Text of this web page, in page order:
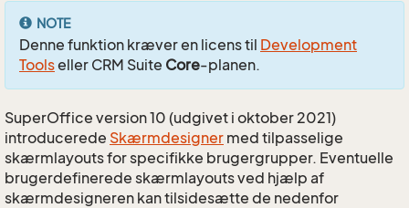
NOTE
Denne funktion kræver en licens til Development
Toolseller CRM Suite Core-planen.
SuperOffice version 10 (udgivet i oktober 2021)
introducerede Skærmdesigner med tilpasselige
skærmlayouts for specifikke brugergrupper. Eventuelle
brugerdefinerede skærmlayouts ved hjælp af
skærmdesigneren kan tilsidesætte de nedenfor